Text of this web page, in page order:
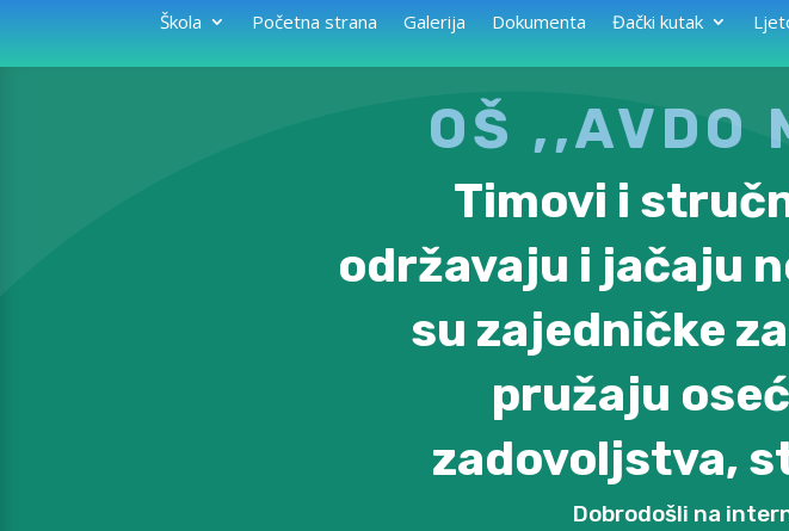
Škola Početna strana Galerija Dokumenta Đački kutak
OŠ ,,AVDO
Timovi i
održavaju i jačaju
su zajedničke
pružaju
zadovoljstva,
Dobrodošli na